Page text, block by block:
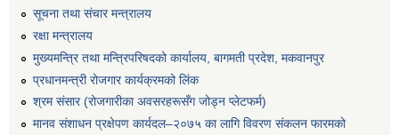
सूचना तथा संचार मन्त्रालय
रक्षा मन्त्रालय
मुख्यमन्त्रि तथा मन्त्रिपरिषदको कार्यालय, बागमती प्रदेश, मकवानपुर
प्रधानमन्त्री रोजगार कार्यक्रमको लिंक
श्रम संसार (रोजगारीका अवसरहरूसँग जोड्न प्लेटफर्म)
मानव संशाधन प्रक्षेपण कार्यदल–२०७५ का लागि विवरण संकलन फारमको